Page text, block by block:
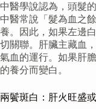
中醫學說認為，頭髮
中醫常說「髮為血之
養。因此，如果左邊
切關聯。肝臟主藏血
氣血的運行。如果肝
的養分而變白。
兩鬢斑白：肝火旺盛